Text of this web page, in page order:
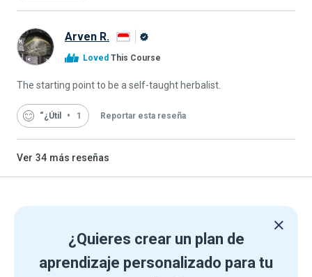
Arven R.
Alison
Loved This Course
The starting point to be a self-taught herbalist.
“¿Útil 1 Reportar esta reseña
Ver 34 más reseñas
¿Quieres crear un plan de
aprendizaje personalizado para tu